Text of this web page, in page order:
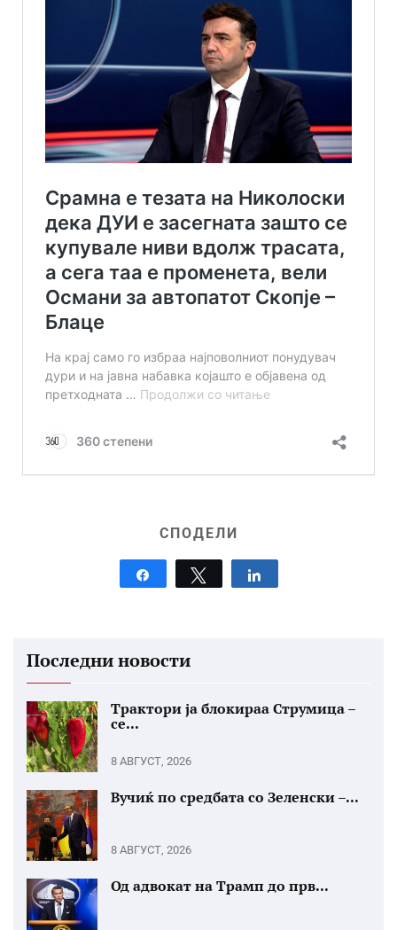
СПОДЕЛИ
Share Tweet
Последни новости
Трактори ја блокираа Струмица –
се...
8 АВГУСТ, 2026
Вучиќ по средбата со Зеленски –...
8 АВГУСТ, 2026
Од адвокат на Трамп до прв...